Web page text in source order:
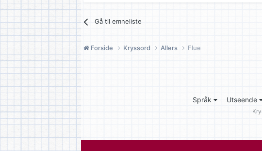
Gå til emneliste
Forside Kryssord Allers Flue
Språk Utseende